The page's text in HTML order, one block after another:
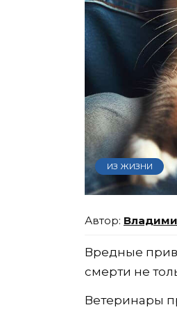
ИЗ ЖИЗНИ
Вредные
смерти не
Ветеринары